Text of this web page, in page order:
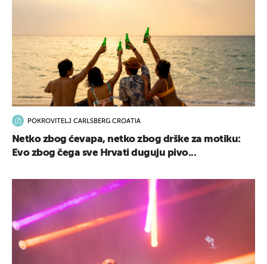
POKROVITELJ CARLSBERG CROATIA
Netko zbog ćevapa, netko zbog drške za motiku:
Evo zbog čega sve Hrvati duguju pivo...